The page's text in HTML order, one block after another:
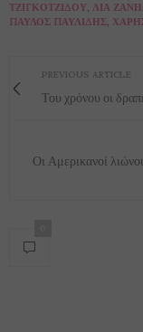
ΤΖΙΓΚΟΤΖΊΔΟΥ, ΛΊΑ ΖΑΝΉ
ΠΑΎΛΟΣ ΠΑΥΛΊΔΗΣ,
PREVIOUS ARTICLE
Του χρόνου οι
Οι Αμερικανοί